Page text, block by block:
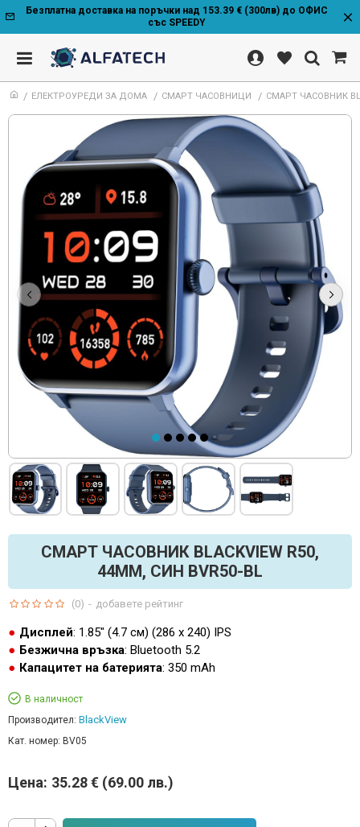
Безплатна доставка на поръчки над 153.39 € (300лв) до ОФИС
със SPEEDY
ЕЛЕКТРОУРЕДИ ЗА ДОМА СМАРТ ЧАСОВНИЦИ СМАРТ ЧАСОВНИК
СМАРТ ЧАСОВНИК BLACKVIEW R50,
44ММ, СИН BVR50-BL
Дисплей: 1.85" (4.7 см) (286 х 240) IPS
Безжична връзка: Bluetooth 5.2
Капацитет на батерията: 350 mAh
В наличност
Производител: BlackView
Кат. номер: BV05
(0) - добавете рейтинг
Цена: 35.28 € (69.00 лв.)